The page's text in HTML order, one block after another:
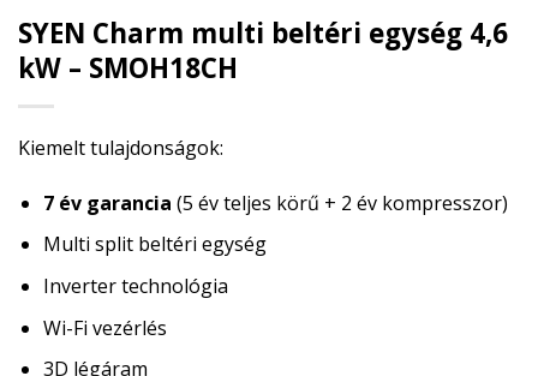
SYEN Charm multi beltéri egység 4,6
kW – SMOH18CH
Kiemelt tulajdonságok:
7 év garancia (5 év teljes körű + 2 év kompresszor)
Multi split beltéri egység
Inverter technológia
Wi-Fi vezérlés
3D légáram